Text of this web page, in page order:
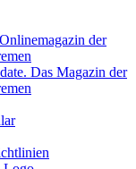
der
Das Magazin der